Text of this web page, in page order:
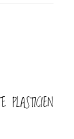
PLASTICIEN